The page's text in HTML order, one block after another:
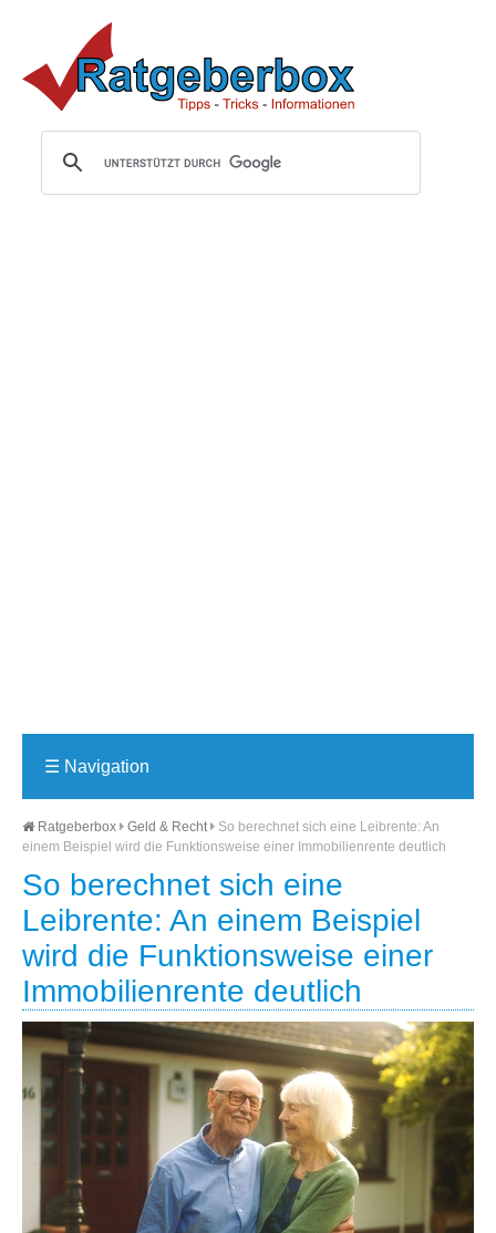
☰ Navigation
Ratgeberbox Geld & Recht
So berechnet sich eine Leibrente: An
einem Beispiel wird die Funktionsweise einer Immobilienrente deutlich
So berechnet sich eine
Leibrente: An einem Beispiel
wird die Funktionsweise einer
Immobilienrente deutlich